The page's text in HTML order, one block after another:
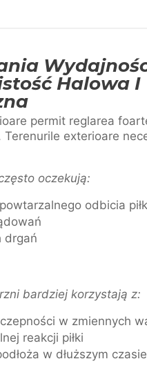
Halowa I
permit reglarea
exterioare
oczekują:
odbicia
drgań
bardziej korzystają z:
w zmiennych
reakcji piłki
w dłuższym czasie